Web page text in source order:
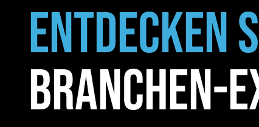
Entdecken
Branchen-